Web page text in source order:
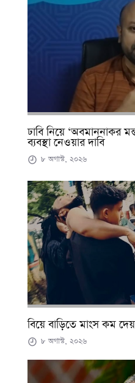
ঢাবি নিয়ে ‘অবমাননাকর
ব্যবস্থা নেওয়ার দাবি
৮ অগাস্ট, ২০২৬
বিয়ে বাড়িতে মাংস কম
৮ অগাস্ট, ২০২৬